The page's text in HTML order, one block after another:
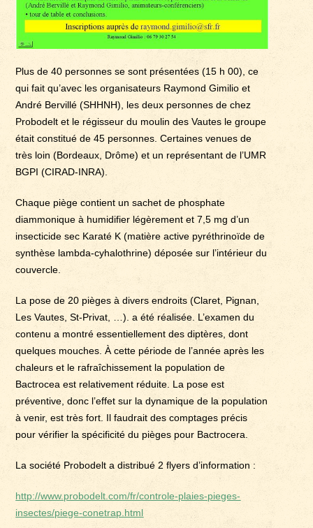
Plus de 40 personnes se sont présentées (15 h 00), ce
qui fait qu’avec les organisateurs Raymond Gimilio et
André Bervillé (SHHNH), les deux personnes de chez
Probodelt et le régisseur du moulin des Vautes le groupe
était constitué de 45 personnes. Certaines venues de
très loin (Bordeaux, Drôme) et un représentant de l’UMR
BGPI (CIRAD-INRA).
Chaque piège contient un sachet de phosphate
diammonique à humidifier légèrement et 7,5 mg d’un
insecticide sec Karaté K (matière active pyréthrinoïde de
synthèse lambda-cyhalothrine) déposée sur l’intérieur du
couvercle.
La pose de 20 pièges à divers endroits (Claret, Pignan,
Les Vautes, St-Privat, …). a été réalisée. L’examen du
contenu a montré essentiellement des diptères, dont
quelques mouches. À cette période de l’année après les
chaleurs et le rafraîchissement la population de
Bactrocea est relativement réduite. La pose est
préventive, donc l’effet sur la dynamique de la population
à venir, est très fort. Il faudrait des comptages précis
pour vérifier la spécificité du pièges pour Bactrocera.
La société Probodelt a distribué 2 flyers d’information :
http://www.probodelt.com/fr/controle-plaies-pieges-
insectes/piege-conetrap.html